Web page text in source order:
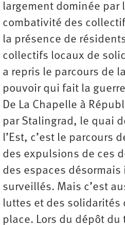
largement dominée par
combativité des
la présence de
collectifs locaux de
a repris le parcours de
pouvoir qui fait la
De La Chapelle à
par Stalingrad, le quai
l’Est, c’est le parcours
des expulsions de ces
des espaces
surveillés. Mais c’est
luttes et des solidarités
place. Lors du dépôt